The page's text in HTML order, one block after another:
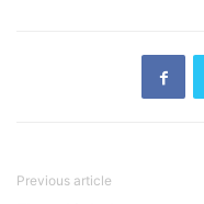
Previous article